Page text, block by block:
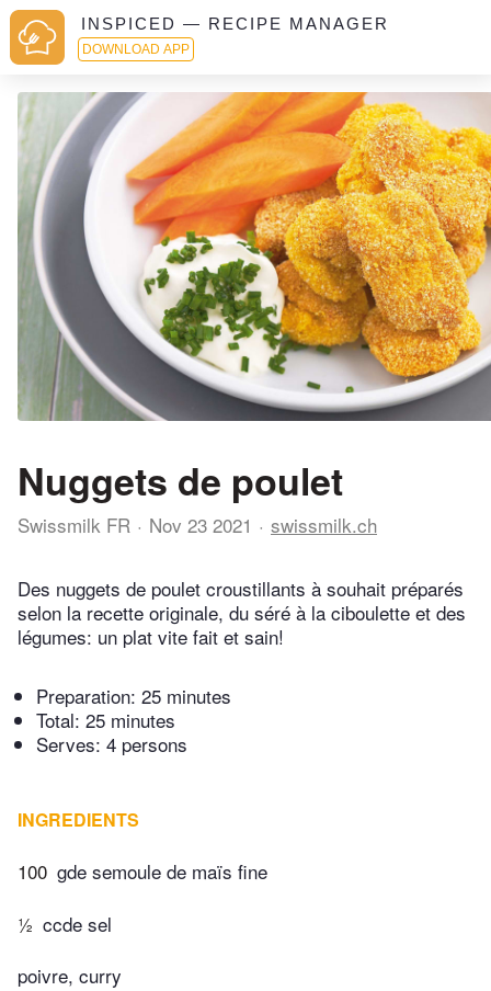
INSPICED — RECIPE MANAGER
DOWNLOAD APP
Nuggets de poulet
Swissmilk FR Nov 23 2021 swissmilk.ch
Des nuggets de poulet croustillants à souhait préparés
selon la recette originale, du séré à la ciboulette et des
légumes: un plat vite fait et sain!
Preparation: 25 minutes
Total: 25 minutes
Serves: 4 persons
INGREDIENTS
100 gde semoule de maïs fine
½ ccde sel
poivre, curry